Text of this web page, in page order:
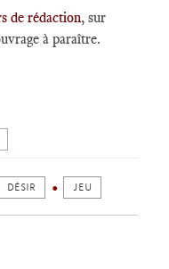
de rédaction, sur
à paraître.
DÉSIR JEU